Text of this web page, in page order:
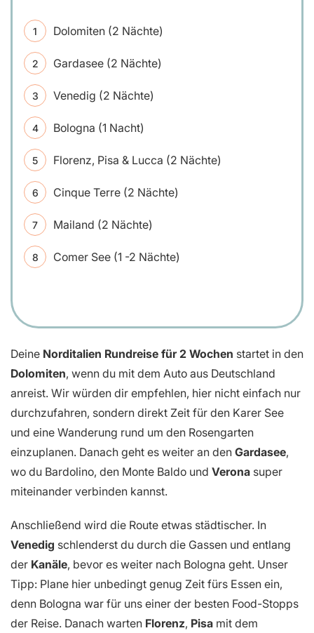
Dolomiten (2 Nächte)
Gardasee (2 Nächte)
Venedig (2 Nächte)
Bologna (1 Nacht)
Florenz, Pisa & Lucca (2 Nächte)
Cinque Terre (2 Nächte)
Mailand (2 Nächte)
Comer See (1 -2 Nächte)
Deine Norditalien Rundreise für 2 Wochen startet in den
Dolomiten, wenn du mit dem Auto aus Deutschland
anreist. Wir würden dir empfehlen, hier nicht einfach nur
durchzufahren, sondern direkt Zeit für den Karer See
und eine Wanderung rund um den Rosengarten
einzuplanen. Danach geht es weiter an den Gardasee,
wo du Bardolino, den Monte Baldo und Verona super
miteinander verbinden kannst.
Anschließend wird die Route etwas städtischer. In
Venedig schlenderst du durch die Gassen und entlang
der Kanäle, bevor es weiter nach Bologna geht. Unser
Tipp: Plane hier unbedingt genug Zeit fürs Essen ein,
denn Bologna war für uns einer der besten Food-Stopps
der Reise. Danach warten Florenz, Pisa mit dem